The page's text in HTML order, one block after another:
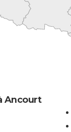
Ancourt